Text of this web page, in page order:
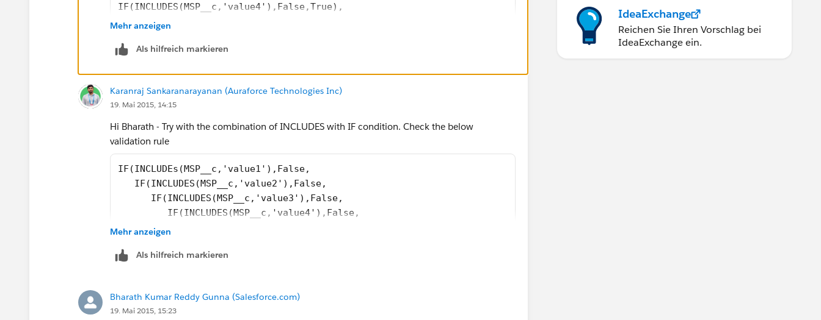
IF(INCLUDES(MSP__c,'value4'),False,True),
IF(INCLUDES(MSP__c,'value5'),False,True)
Mehr anzeigen
Als hilfreich markieren
Karanraj Sankaranarayanan (Auraforce Technologies Inc)
19. Mai 2015, 14:15
Hi Bharath - Try with the combination of INCLUDES with IF condition. Check the below
validation rule
IF(INCLUDEs(MSP__c,'value1'),False,
   IF(INCLUDES(MSP__c,'value2'),False,
      IF(INCLUDES(MSP__c,'value3'),False,
         IF(INCLUDES(MSP__c,'value4'),False,
            IF(INCLUDES(MSP__c,'value5'),False,True)
       )
Thanks,
Mehr anzeigen
Als hilfreich markieren
Bharath Kumar Reddy Gunna (Salesforce.com)
19. Mai 2015, 15:23
IdeaExchange
Reichen Sie Ihren Vorschlag bei
IdeaExchange ein.